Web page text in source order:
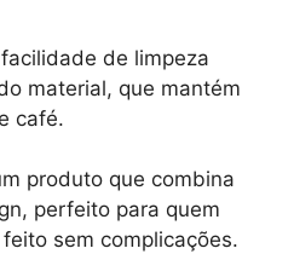
de limpeza
material, que mantém
café.
produto que combina
perfeito para quem
sem complicações.